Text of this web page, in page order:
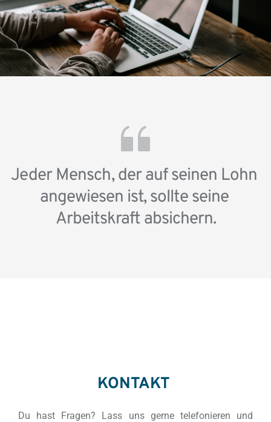
Jeder Mensch, der auf seinen Lohn
angewiesen ist, sollte seine
Arbeitskraft absichern.
KONTAKT
Du hast Fragen? Lass uns gerne telefonieren und